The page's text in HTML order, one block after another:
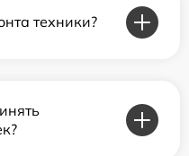
техники?